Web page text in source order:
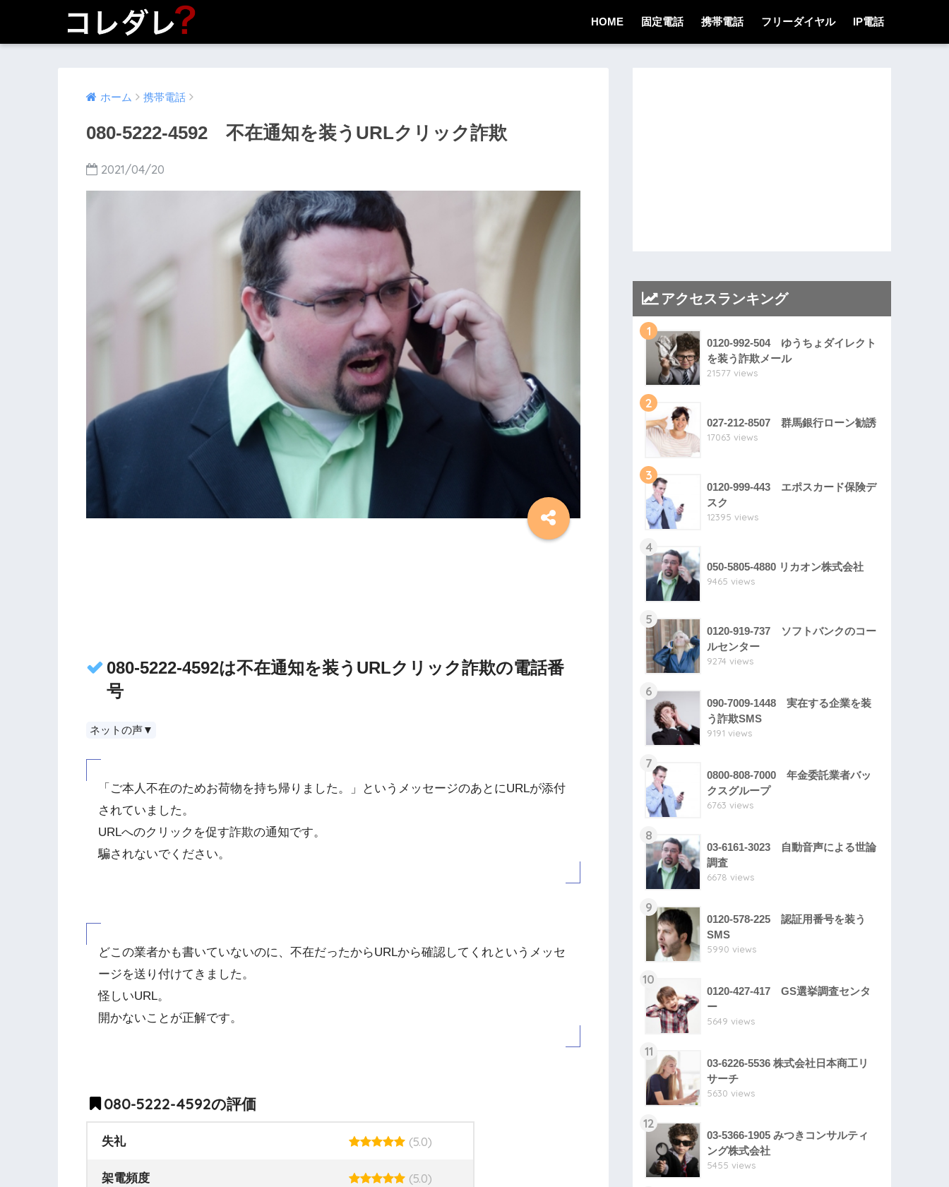
HOME 固定電話 携帯電話 フリーダイヤル IP電話
ホーム 携帯電話
080-5222-4592 不在通知を装うURLクリック詐欺
2021/04/20
080-5222-4592は不在通知を装うURLクリック詐欺の電話番
号
ネットの声▼
「ご本人不在のためお荷物を持ち帰りました。」というメッセージのあとにURLが添付
されていました。
URLへのクリックを促す詐欺の通知です。
騙されないでください。
どこの業者かも書いていないのに、不在だったからURLから確認してくれというメッセ
ージを送り付けてきました。
怪しいURL。
開かないことが正解です。
080-5222-4592の評価
失礼 (5.0)
架電頻度 (5.0)
アクセスランキング
1
0120-992-504 ゆうちょダイレクト
を装う詐欺メール
21577 views
2
027-212-8507 群馬銀行ローン勧誘
17063 views
3
0120-999-443 エポスカード保険デ
スク
12395 views
4
050-5805-4880 リカオン株式会社
9465 views
5
0120-919-737 ソフトバンクのコー
ルセンター
9274 views
6
090-7009-1448 実在する企業を装
う詐欺SMS
9191 views
7
0800-808-7000 年金委託業者バッ
クスグループ
6763 views
8
03-6161-3023 自動音声による世論
調査
6678 views
9
0120-578-225 認証用番号を装う
SMS
5990 views
10
0120-427-417 GS選挙調査センタ
ー
5649 views
11
03-6226-5536 株式会社日本商工リ
サーチ
5630 views
12
03-5366-1905 みつきコンサルティ
ング株式会社
5455 views